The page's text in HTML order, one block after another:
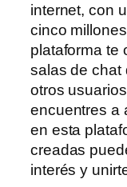
internet, con
cinco
plataforma te
salas de chat
otros
encuentres a
en esta
creadas
interés y